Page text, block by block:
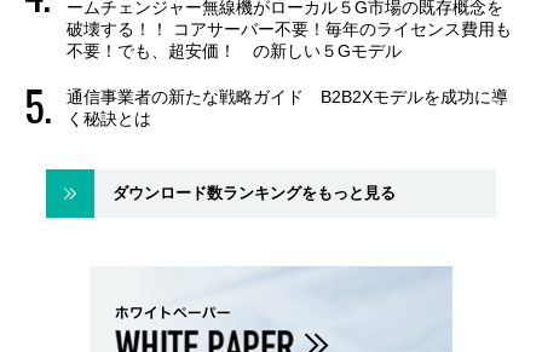
ームチェンジャー無線機がローカル５G市場の既存概念を
破壊する！！ コアサーバー不要！毎年のライセンス費用も
不要！でも、超安価！ の新しい５Gモデル
通信事業者の新たな戦略ガイド B2B2Xモデルを成功に導
く秘訣とは
ダウンロード数ランキングをもっと見る